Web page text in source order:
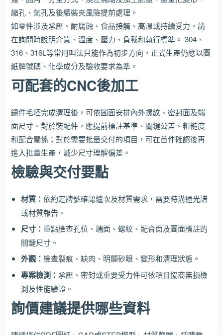
縮孔、氣孔及後續裝夾風險提前處理。
如零件涉及承壓、耐腐蝕、食品接觸、高溫或持續受力，請
在詢問時說明介質、溫度、壓力、負載和執行標準。 304、
316、316L等常用叫法只能作為初步方向，正式生產仍應以圖
紙牌號碼、化學成分及驗收要求為準。
可配套的CNC後加工
鑄件毛坯完成清理後，可依圖面安排內外螺紋、密封面及端
面尺寸。對於裝配件，應提前標註基準、關鍵公差、粗糙度
和配合關係；對於需要批量交付的項目，可在首件確認後再
進入批量生產，減少尺寸理解偏差。
檢驗與交付要點
材質： 依約定牌號確認爐次及材質需求，需要時溝通光譜
或材質報告。
尺寸： 重點檢查孔位、端面、螺紋、配合面及圖面標註的
關鍵尺寸。
外觀： 檢查裂痕、缺肉、明顯砂眼、變形和清理狀態。
專案檢測： 承壓、密封或重要受力件可依項目協商無損檢
測及性能驗證。
詢價建議提供哪些資料